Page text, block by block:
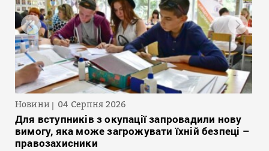
Новини 04 Серпня 2026
Для вступників з окупації запровадили нову
вимогу, яка може загрожувати їхній безпеці –
правозахисники